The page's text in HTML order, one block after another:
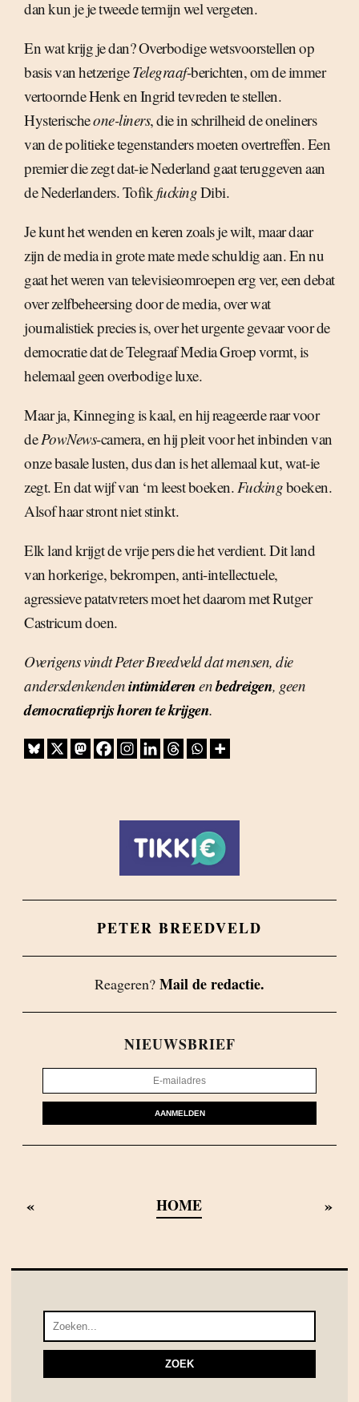
dan kun je je tweede termijn wel vergeten.
En wat krijg je dan? Overbodige wetsvoorstellen op
basis van hetzerigeTelegraaf-berichten, om de immer
vertoornde Henk en Ingrid tevreden te stellen.
Hysterischeone-liners, die in schrilheid de oneliners
van de politieke tegenstanders moeten overtreffen. Een
premier die zegt dat-ie Nederland gaat teruggeven aan
de Nederlanders. TofikfuckingDibi.
Je kunt het wenden en keren zoals je wilt, maar daar
zijn de media in grote mate mede schuldig aan. En nu
gaat het weren van televisieomroepen erg ver, een debat
over zelfbeheersing door de media, over wat
journalistiek precies is, over het urgente gevaar voor de
democratie dat de Telegraaf Media Groep vormt, is
helemaal geen overbodige luxe.
Maar ja, Kinneging is kaal, en hij reageerde raar voor
dePowNews-camera, en hij pleit voor het inbinden van
onze basale lusten, dus dan is het allemaal kut, wat-ie
zegt. En dat wijf van ‘m leest boeken.Fuckingboeken.
Alsof haar stront niet stinkt.
Elk land krijgt de vrije pers die het verdient. Dit land
van horkerige, bekrompen, anti-intellectuele,
agressieve patatvreters moet het daarom met Rutger
Castricum doen.
Overigens vindt Peter Breedveld dat mensen, die
andersdenkendenintimiderenenbedreigen, geen
democratieprijs horen te krijgen.
PETER BREEDVELD
Reageren? Mail de redactie.
NIEUWSBRIEF
AANMELDEN
« HOME »